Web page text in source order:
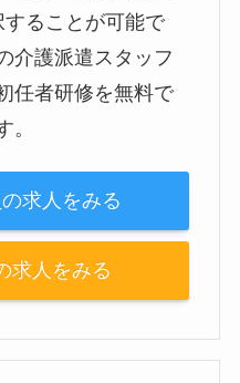
ることが可能で
介護派遣スタッフ
任者研修を無料で
。
求人をみる
求人をみる